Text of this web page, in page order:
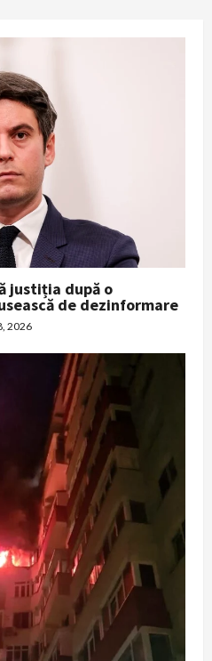
justiția după o
de dezinformare
2026